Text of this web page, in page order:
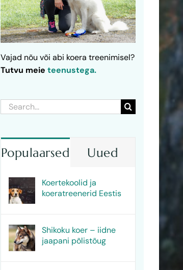
Vajad nõu või abi koera treenimisel?
Tutvu meie teenustega.
Search
Populaarsed Uued
Koertekoolid ja
koeratreenerid Eestis
Shikoku koer – iidne
jaapani põlistõug